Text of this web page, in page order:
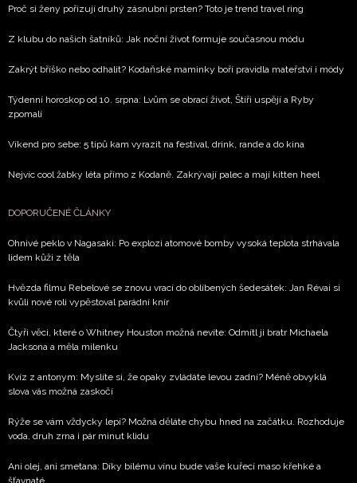
Proč si ženy pořizují druhý zásnubní prsten? Toto je trend travel ring
Z klubu do našich šatníků: Jak noční život formuje současnou módu
Zakrýt bříško nebo odhalit? Kodaňské maminky boří pravidla mateřství i módy
Týdenní horoskop od 10. srpna: Lvům se obrací život, Štíři uspějí a Ryby
zpomalí
Víkend pro sebe: 5 tipů kam vyrazit na festival, drink, rande a do kina
Nejvíc cool žabky léta přímo z Kodaně. Zakrývají palec a mají kitten heel
DOPORUČENÉ ČLÁNKY
Ohnivé peklo v Nagasaki: Po explozi atomové bomby vysoká teplota strhávala
lidem kůži z těla
Hvězda filmu Rebelové se znovu vrací do oblíbených šedesátek: Jan Révai si
kvůli nové roli vypěstoval parádní knír
Čtyři věci, které o Whitney Houston možná nevíte: Odmítl ji bratr Michaela
Jacksona a měla milenku
Kvíz z antonym: Myslíte si, že opaky zvládáte levou zadní? Méně obvyklá
slova vás možná zaskočí
Rýže se vám vždycky lepí? Možná děláte chybu hned na začátku. Rozhoduje
voda, druh zrna i pár minut klidu
Ani olej, ani smetana: Díky bílému vínu bude vaše kuřecí maso křehké a